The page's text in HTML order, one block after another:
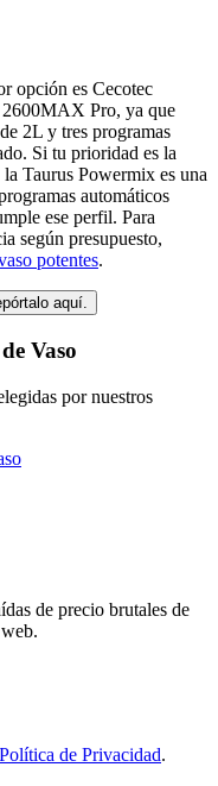
opción es Cecotec
Pro, ya que
2L y tres programas
Si tu prioridad es la
Taurus Powermix es una
automáticos
ese perfil. Para
según presupuesto,
potentes.
aquí.
Vaso
por nuestros
de precio brutales de
Política de Privacidad.